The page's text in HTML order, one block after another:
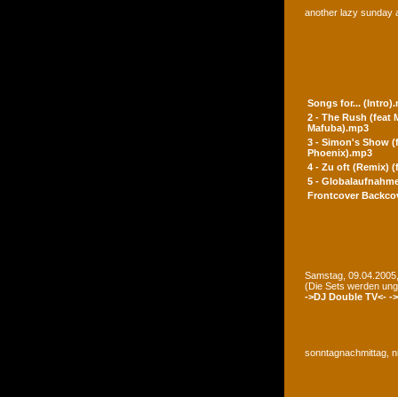
another lazy sunday
Songs for...
2 - The Rush (feat
Mafuba).mp3
3 - Simon's Show
Phoenix).mp3
4 - Zu oft (Remix)
5 -
Frontcover
Samstag,
(Die Sets werden
->DJ Double TV<- -
sonntagnachmittag,